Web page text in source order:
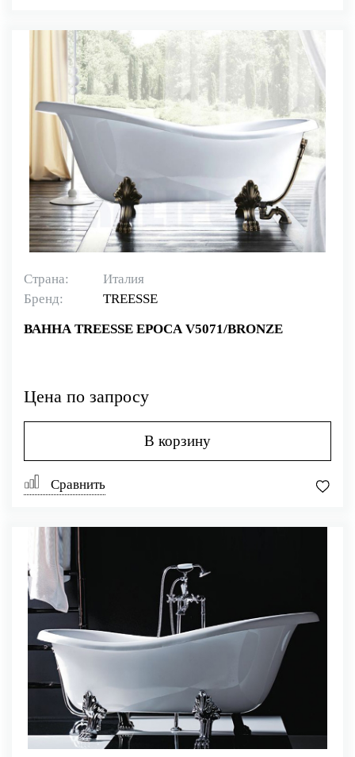
Страна:
Италия
Бренд:
TREESSE
ВАННА TREESSE EPOCA V5071/BRONZE
Цена по запросу
В корзину
Сравнить